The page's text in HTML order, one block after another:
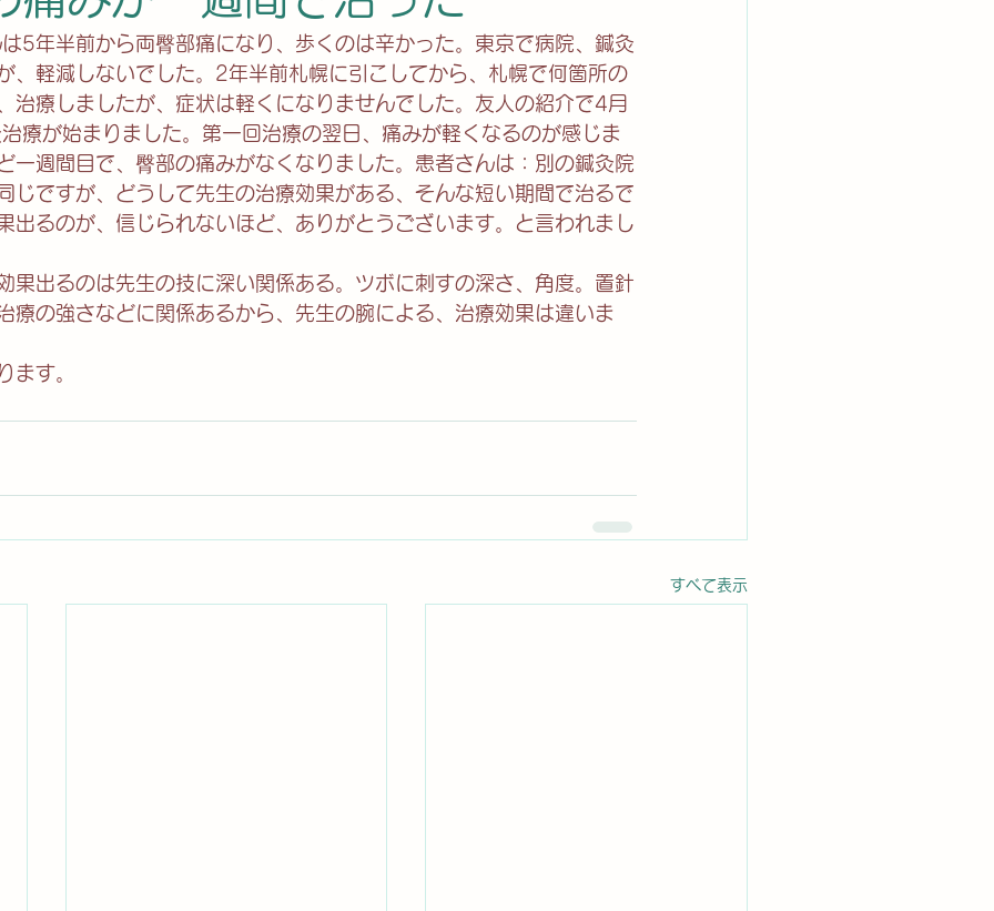
5年半前から両臀部痛になり、歩くのは辛かった。東京で病院、鍼灸
、軽減しないでした。2年半前札幌に引こしてから、札幌で何箇所の
治療しましたが、症状は軽くになりませんでした。友人の紹介で4月
療が始まりました。第一回治療の翌日、痛みが軽くなるのが感じま
一週間目で、臀部の痛みがなくなりました。患者さんは：別の鍼灸院
じですが、どうして先生の治療効果がある、そんな短い期間で治るで
出るのが、信じられないほど、ありがとうございます。と言われまし
るのは先生の技に深い関係ある。ツボに刺すの深さ、角度。置針
療の強さなどに関係あるから、先生の腕による、治療効果は違いま
す。
すべて表示